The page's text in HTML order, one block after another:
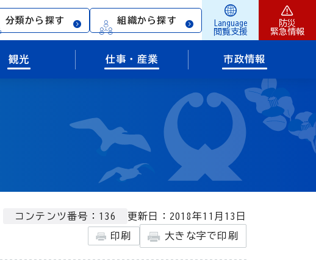
分類から探す 組織から探す
Language
閲覧支援
防災
緊急情報
観光 仕事・産業 市政情報
コンテンツ番号：136 更新日：2018年11月13日
印刷 大きな字で印刷